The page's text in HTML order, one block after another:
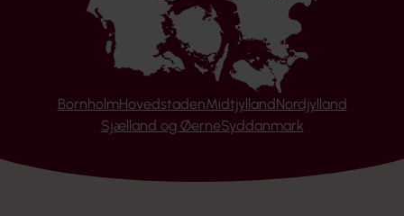
BornholmHovedstadenMidtjyllandNordjylland
Sjælland og ØerneSyddanmark